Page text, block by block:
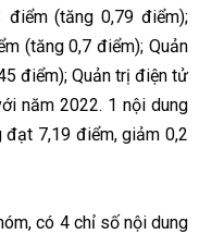
(tăng 0,79 điểm);
(tăng 0,7 điểm); Quản
điểm); Quản trị điện tử
năm 2022. 1 nội dung
7,19 điểm, giảm 0,2
có 4 chỉ số nội dung